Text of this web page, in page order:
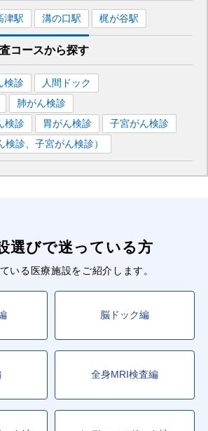
津駅 溝の口駅 梶が谷駅
コースから探す
検診
人間ドック
肺がん検診
検診
胃がん検診
子宮がん検診
診、子宮がん検診）
選びで迷っている方
いる医療施設をご紹介します。
脳ドック編
全身MRI検査編